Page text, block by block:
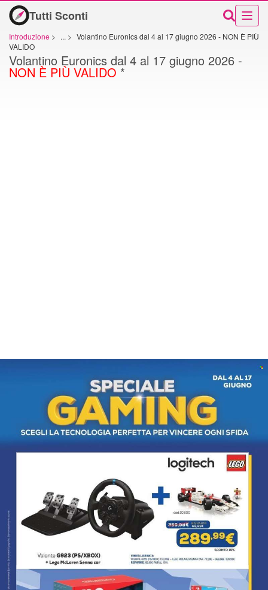
Tutti Sconti
Introduzione > ... > Volantino Euronics dal 4 al 17 giugno 2026 - NON È PIÙ
VALIDO
Volantino Euronics dal 4 al 17 giugno 2026 -
NON È PIÙ VALIDO *